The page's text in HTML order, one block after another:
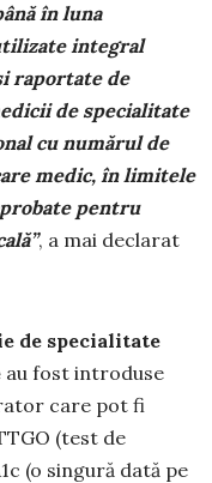
în luna
integral
raportate de
de specialitate
cu numărul de
medic, în limitele
pentru
, a mai declarat
de specialitate
au fost introduse
care pot fi
(test de
(o singură dată pe